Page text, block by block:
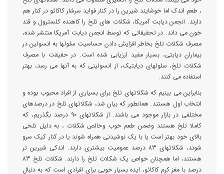
، طعم اندک اما خوشایند شیرین را در کنار فواید سرشار کاکائو در کنار هم
دارند. انجمن دیابت آمریکا، شکلات های تلخ را کاهنده کلسترول و قند
خون می داند. در تحقیقاتی که توسط انجمن دیابت آمریکا منتشر شده،
مصرف شکلات تلخ بخاطر افزایش دادن حساسیت سلولها به انسولین در
بیماران دیابتی، بسیار مفید ارزیابی شده است. در حقیقت با مصرف
شکلات تلخ، سلولهای دیابتیک، از انسولینی که به آنها می رسد، بهتر
استفاده می کنند.
بنابراین می بینیم که شکلاتهای تلخ برای بسیاری از افراد محبوب بوده و
انتخاب اول هستند. همانطور که بیان شد، شکلاتهای تلخ در درصدهای
مختلفی در بازار موجود می باشند. از شکلاتهای 90 درصد بگذریم، که
کاملا تلخ هستند وضمن طعم خوب وخالص شکلات ، به دلیل تلخی
بالای خود بهتر است یا با یک نوشیدنی همراه شوند یا در کنار کیک سرو
شوند، شکلاتهای 83 درصد عمومیت بیشتری دارند. اندکی شیرین تر
هستند، اما همچنان خواص یک شکلات تلخ را دارند. شکلات تلخ 83
درصد با مغز کرم کاکائو، ایده بسیار خوبی برای افرادی است که به دنبال